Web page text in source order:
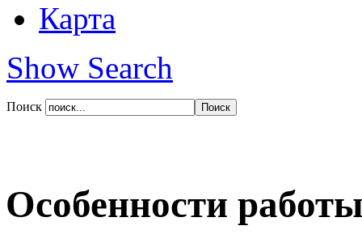
Карта
Show Search
Поиск
Особенности